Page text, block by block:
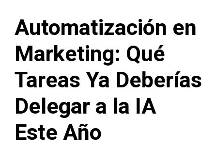
Automatización en
Marketing: Qué
Tareas Ya Deberías
Delegar a la IA
Este Año